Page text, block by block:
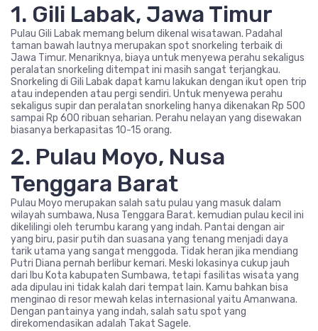
1. Gili Labak, Jawa Timur
Pulau Gili Labak memang belum dikenal wisatawan. Padahal
taman bawah lautnya merupakan spot snorkeling terbaik di
Jawa Timur. Menariknya, biaya untuk menyewa perahu sekaligus
peralatan snorkeling ditempat ini masih sangat terjangkau.
Snorkeling di Gili Labak dapat kamu lakukan dengan ikut open trip
atau independen atau pergi sendiri. Untuk menyewa perahu
sekaligus supir dan peralatan snorkeling hanya dikenakan Rp 500
sampai Rp 600 ribuan seharian. Perahu nelayan yang disewakan
biasanya berkapasitas 10-15 orang.
2. Pulau Moyo, Nusa
Tenggara Barat
Pulau Moyo merupakan salah satu pulau yang masuk dalam
wilayah sumbawa, Nusa Tenggara Barat. kemudian pulau kecil ini
dikelilingi oleh terumbu karang yang indah. Pantai dengan air
yang biru, pasir putih dan suasana yang tenang menjadi daya
tarik utama yang sangat menggoda. Tidak heran jika mendiang
Putri Diana pernah berlibur kemari. Meski lokasinya cukup jauh
dari Ibu Kota kabupaten Sumbawa, tetapi fasilitas wisata yang
ada dipulau ini tidak kalah dari tempat lain. Kamu bahkan bisa
menginao di resor mewah kelas internasional yaitu Amanwana.
Dengan pantainya yang indah, salah satu spot yang
direkomendasikan adalah Takat Sagele.